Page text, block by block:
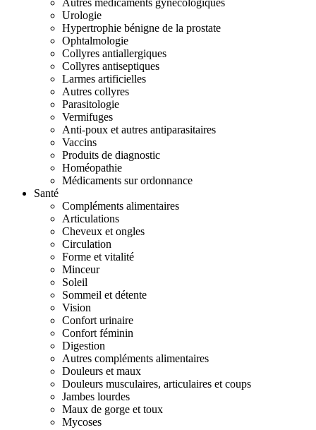
Autres médicaments gynécologiques
Urologie
Hypertrophie bénigne de la prostate
Ophtalmologie
Collyres antiallergiques
Collyres antiseptiques
Larmes artificielles
Autres collyres
Parasitologie
Vermifuges
Anti-poux et autres antiparasitaires
Vaccins
Produits de diagnostic
Homéopathie
Médicaments sur ordonnance
Santé
Compléments alimentaires
Articulations
Cheveux et ongles
Circulation
Forme et vitalité
Minceur
Soleil
Sommeil et détente
Vision
Confort urinaire
Confort féminin
Digestion
Autres compléments alimentaires
Douleurs et maux
Douleurs musculaires, articulaires et coups
Jambes lourdes
Maux de gorge et toux
Mycoses